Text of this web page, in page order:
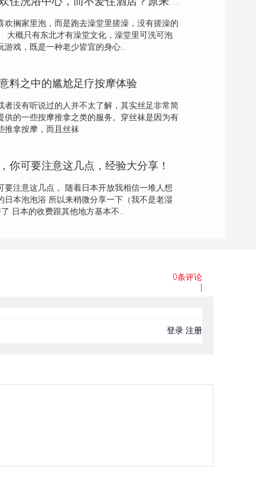
欢搁家里泡，而是跑去澡堂里搓澡，没有搓澡的
概只有东北才有澡堂文化，澡堂里可洗可泡
戏，既是一种老少皆宜的身心...
料之中的尴尬足疗按摩体验
没有听说过的人并不太了解，其实丝足非常简
供的一些按摩推拿之类的服务。穿丝袜是因为有
推拿按摩，而且丝袜
你可要注意这几点，经验大分享！
要注意这几点， 随着日本开放我相信一堆人想
日本泡泡浴 所以来稍微分享一下（我不是老湿
日本的收费跟其他地方基本不...
0条评论
登录 注册